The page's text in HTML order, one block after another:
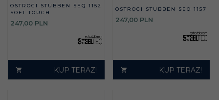
OSTROGI STUBBEN SEQ 1152
SOFT TOUCH
247,00 PLN
KUP TERAZ!
OSTROGI STUBBEN SEQ 1157
247,00 PLN
KUP TERAZ!